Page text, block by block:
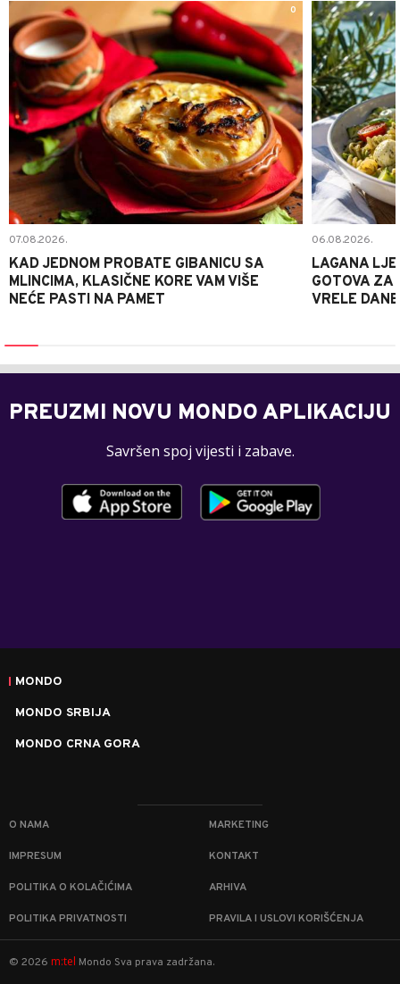
0
07.08.2026.
KAD JEDNOM PROBATE GIBANICU SA
MLINCIMA, KLASIČNE KORE VAM VIŠE
NEĆE PASTI NA PAMET
06.08.2026.
LAGANA
GOTOVA ZA
VRELE DANE
PREUZMI NOVU MONDO APLIKACIJU
Savršen spoj vijesti i zabave.
MONDO
MONDO SRBIJA
MONDO CRNA GORA
O NAMA MARKETING
IMPRESUM KONTAKT
POLITIKA O KOLAČIĆIMA ARHIVA
POLITIKA PRIVATNOSTI PRAVILA I USLOVI KORIŠĆENJA
© 2026 m:tel Mondo Sva prava zadržana.